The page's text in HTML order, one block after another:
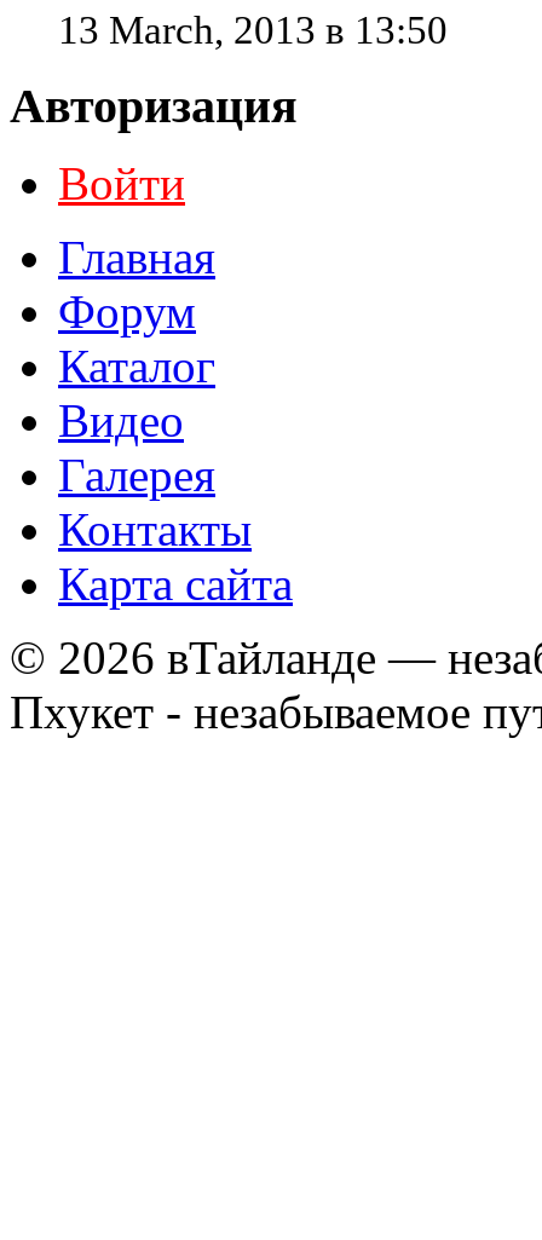
13 March, 2013 в 13:50
Авторизация
Войти
Главная
Форум
Каталог
Видео
Галерея
Контакты
Карта сайта
© 2026 вТайланде —
Пхукет - незабываемое